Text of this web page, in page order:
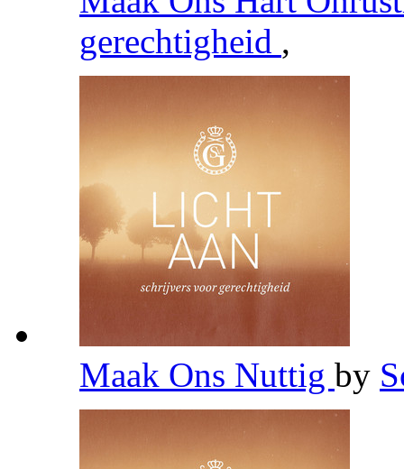
gerechtigheid ,
Maak Ons Nuttig by